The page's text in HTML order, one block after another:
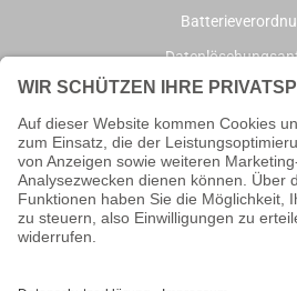
AGB
Impressum